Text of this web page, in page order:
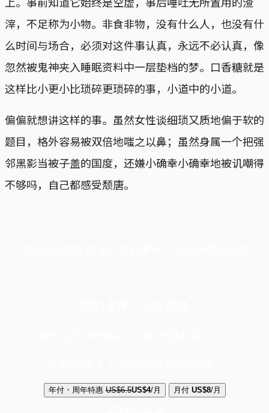
滓，不足称为小物。非食非物，没有什么人，也没有什
么时间与场合，必须对这件事认真，永远不必认真，像
忽然被鬼神夹入睡眠资料中一层垫档的梦。口香糖就是
这样比小更小比琐碎更琐碎的事，小道中的小道。
偏偏就想讲这样的事。虽然女性谈细琐又质地偏于软的
题目，格外容易被双倍地嗤之以鼻；虽然身属一个把强
邻黑影当被子盖的国度，还嫌小确幸小确幸地被讥嘲得
不够吗，自己都感受颓唐。
年付・周年特惠 US$6.5US$4/月 月付 US$8/月